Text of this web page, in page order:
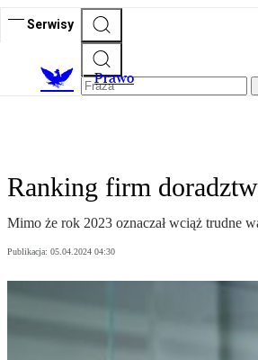
Serwisy
Prawo
Ranking firm
Mimo że rok 2023 oznaczał wciąż trudne
Publikacja: 05.04.2024 04:30